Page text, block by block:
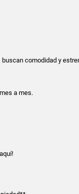
comodidad y
a mes.